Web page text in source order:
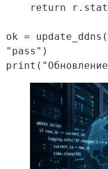
ok =
"pass")